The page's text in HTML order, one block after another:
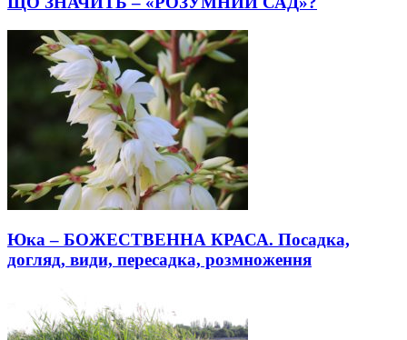
Юка – БОЖЕСТВЕННА КРАСА. Посадка,
догляд, види, пересадка, розмноження